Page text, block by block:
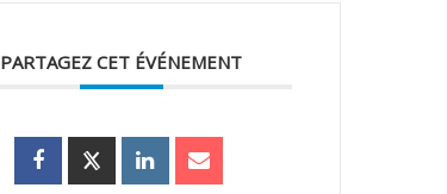
PARTAGEZ CET ÉVÉNEMENT